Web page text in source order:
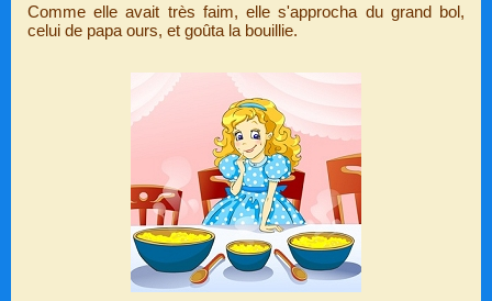
Comme elle avait très faim, elle s'approcha du grand bol,
celui de papa ours, et goûta la bouillie.